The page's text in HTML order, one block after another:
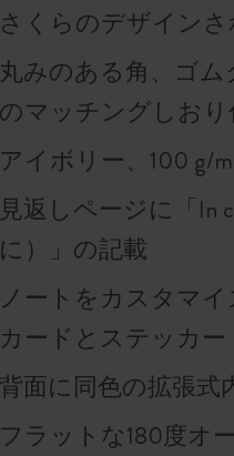
さくらのデザイン
丸みのある角、ゴ
のマッチングしおり
アイボリー、100 g/
見返しページに「In
に）」の記載
ノートをカスタマ
カードとステッカー
背面に同色の拡張式
フラットな180度オ